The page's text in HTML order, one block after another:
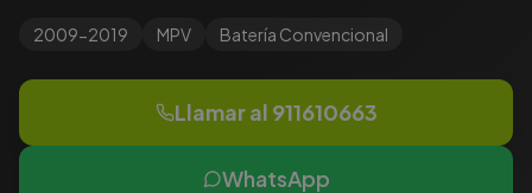
2009-2019 MPV Batería Convencional
Llamar al 911610663
WhatsApp